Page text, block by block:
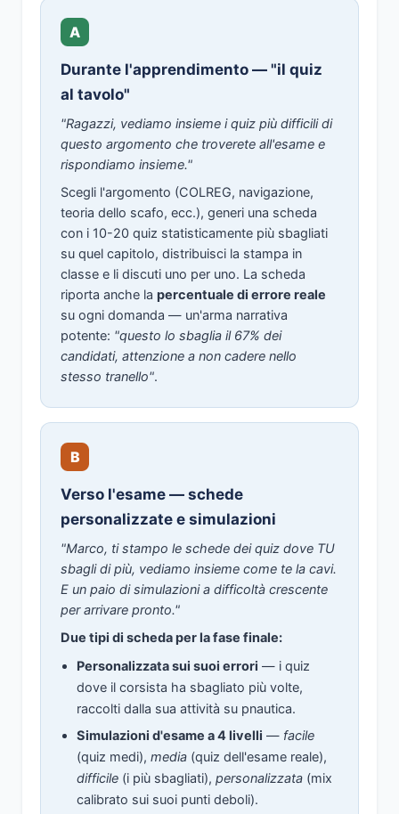
A
Durante l'apprendimento — "il quiz
al tavolo"
"Ragazzi, vediamo insieme i quiz più difficili di
questo argomento che troverete all'esame e
rispondiamo insieme."
Scegli l'argomento (COLREG, navigazione,
teoria dello scafo, ecc.), generi una scheda
con i 10-20 quiz statisticamente più sbagliati
su quel capitolo, distribuisci la stampa in
classe e li discuti uno per uno. La scheda
riporta anche la percentuale di errore reale
su ogni domanda — un'arma narrativa
potente: "questo lo sbaglia il 67% dei
candidati, attenzione a non cadere nello
stesso tranello".
B
Verso l'esame — schede
personalizzate e simulazioni
"Marco, ti stampo le schede dei quiz dove TU
sbagli di più, vediamo insieme come te la cavi.
E un paio di simulazioni a difficoltà crescente
per arrivare pronto."
Due tipi di scheda per la fase finale:
Personalizzata sui suoi errori — i quiz
dove il corsista ha sbagliato più volte,
raccolti dalla sua attività su pnautica.
Simulazioni d'esame a 4 livelli — facile
(quiz medi), media (quiz dell'esame reale),
difficile (i più sbagliati), personalizzata (mix
calibrato sui suoi punti deboli).